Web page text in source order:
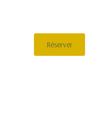
Réserver